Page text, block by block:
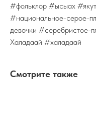
#фольклор #ысыах
#национальное-серое-
девочки #серебристое-
Халадаай #халадаай
Смотрите также